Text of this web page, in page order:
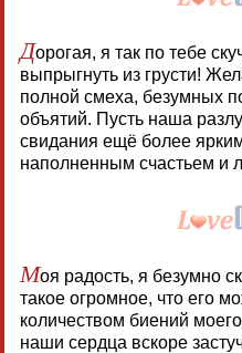
Дорогая, я так по тебе
выпрыгнуть из грусти!
полной смеха, безумных
объятий. Пусть наша
свидания ещё более
наполненным счастьем и
Моя радость, я безумно
такое огромное, что его
количеством биений
наши сердца вскоре